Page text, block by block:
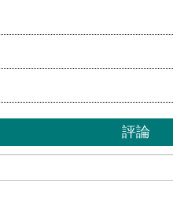
評論